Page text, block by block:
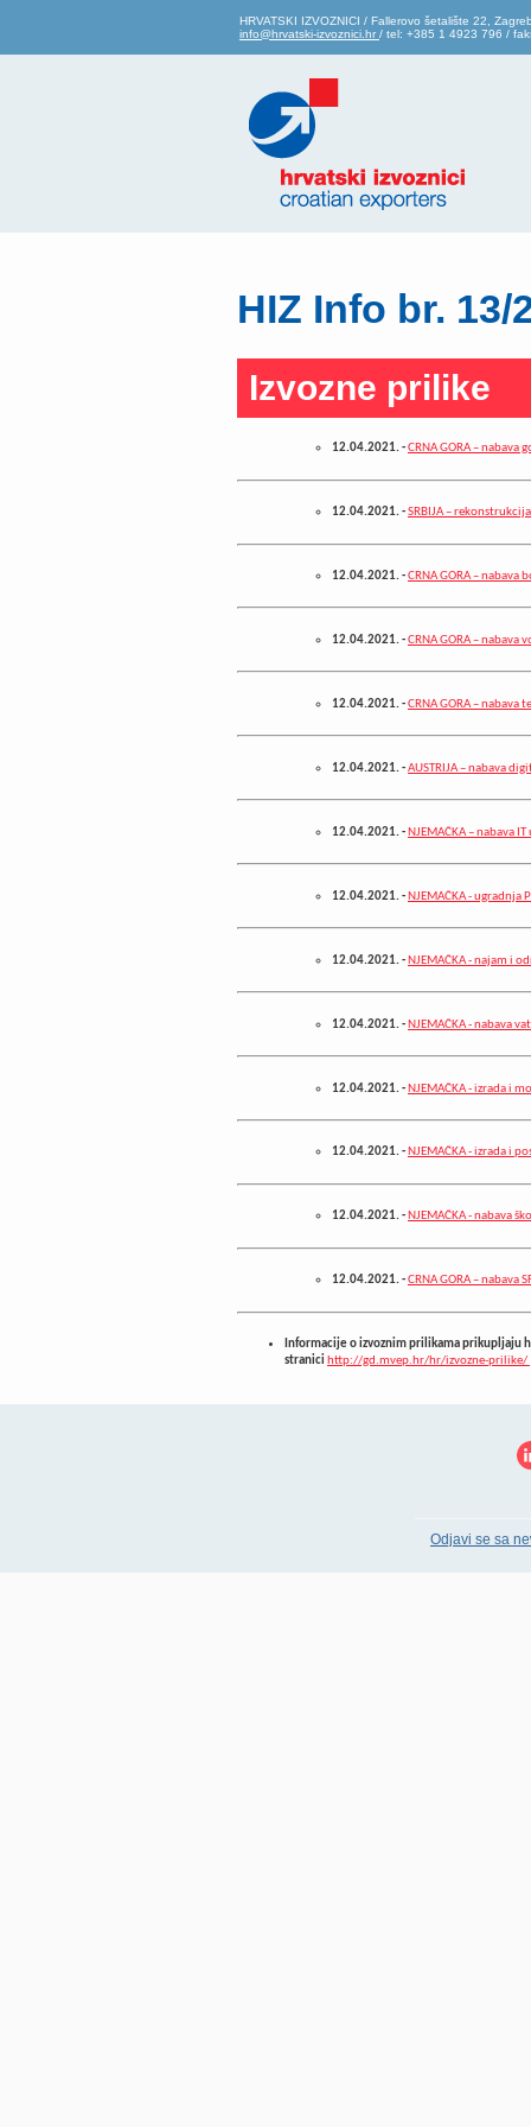
HRVATSKI IZVOZNICI / Fallerovo šetalište 22,
info@hrvatski-izvoznici.hr / tel: +385 1 4923 796 /
HIZ Info br. 13/
Izvozne prilike
12.04.2021.-CRNA GORA – nabava
12.04.2021.-SRBIJA –
12.04.2021.-CRNA GORA – nabava
12.04.2021.-CRNA GORA – nabava
12.04.2021.-CRNA GORA – nabava
12.04.2021.-AUSTRIJA – nabava
12.04.2021.- NJEMAČKA – nabava IT
12.04.2021.- NJEMAČKA - ugradnja
12.04.2021.- NJEMAČKA - najam i
12.04.2021.- NJEMAČKA - nabava
12.04.2021.- NJEMAČKA - izrada i
12.04.2021.-NJEMAČKA - izrada i
12.04.2021.-NJEMAČKA - nabava
12.04.2021.-CRNA GORA – nabava
Informacije o izvoznim prilikama prikupljaju
stranici http://gd.mvep.hr/hr/izvozne-prilike/
Odjavi se sa